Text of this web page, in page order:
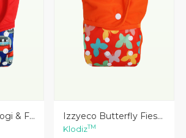
& F... Lihat Detail
Izzyeco Butterfly Fies...
KlodizTM